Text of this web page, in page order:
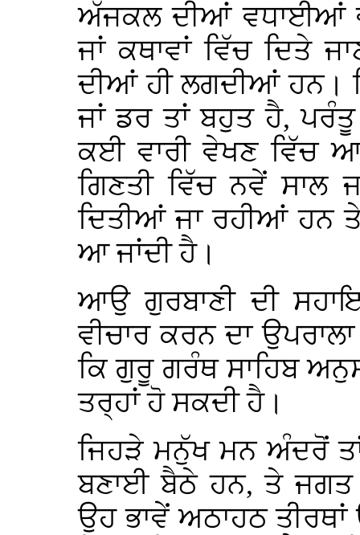
ਅੱਜਕਲ ਦੀਆਂ ਵਧਾਈਆਂ
ਜਾਂ ਕਥਾਵਾਂ ਵਿੱਚ ਦਿਤੇ
ਦੀਆਂ ਹੀ ਲਗਦੀਆਂ ਹਨ।
ਜਾਂ ਡਰ ਤਾਂ ਬਹੁਤ ਹੈ,
ਕਈ ਵਾਰੀ ਵੇਖਣ ਵਿੱਚ
ਗਿਣਤੀ ਵਿੱਚ ਨਵੇਂ ਸਾਲ
ਦਿਤੀਆਂ ਜਾ ਰਹੀਆਂ ਹਨ
ਆ ਜਾਂਦੀ ਹੈ।
ਆਉ ਗੁਰਬਾਣੀ ਦੀ
ਵੀਚਾਰ ਕਰਨ ਦਾ
ਕਿ ਗੁਰੂ ਗਰੰਥ ਸਾਹਿਬ
ਤਰ੍ਹਾਂ ਹੋ ਸਕਦੀ ਹੈ।
ਜਿਹੜੇ ਮਨੁੱਖ ਮਨ ਅੰਦਰੋਂ
ਬਣਾਈ ਬੈਠੇ ਹਨ, ਤੇ ਜਗਤ
ਉਹ ਭਾਵੇਂ ਅਠਾਹਠ